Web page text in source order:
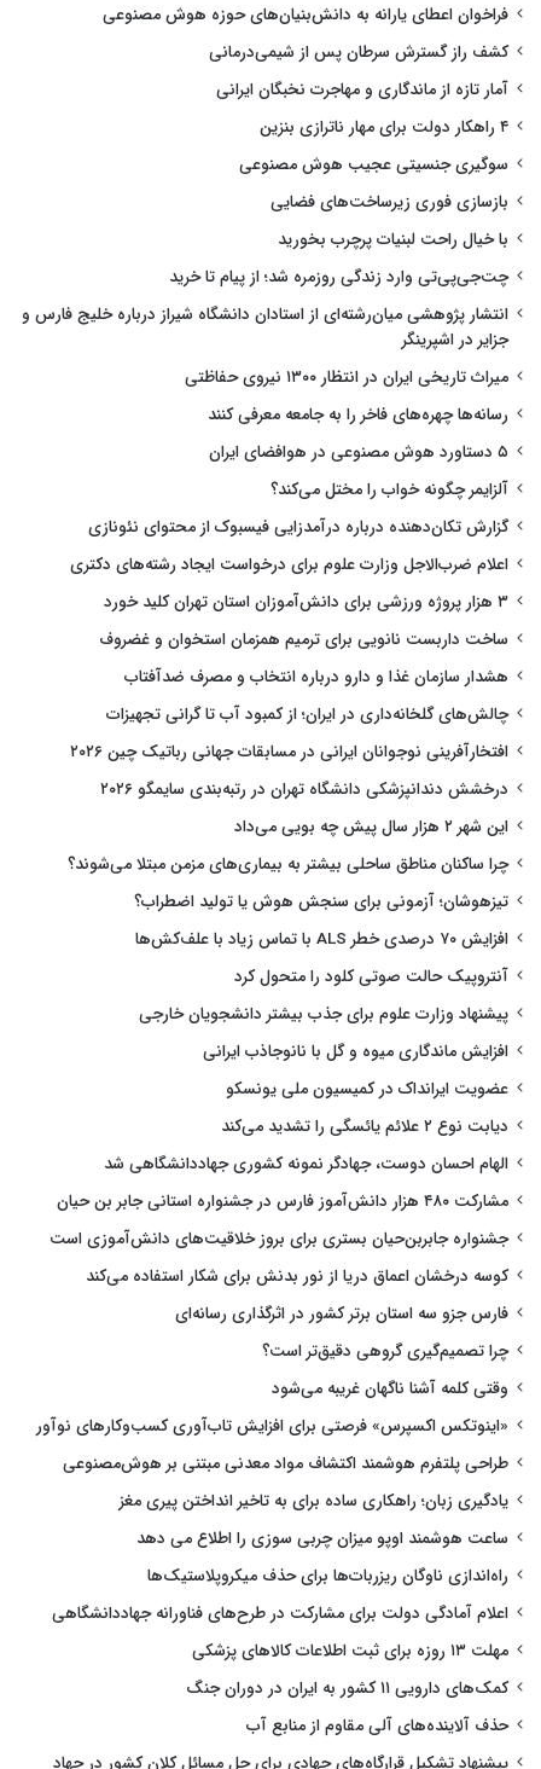
فراخوان اعطای یارانه به دانش‌بنیان‌های حوزه هوش مصنوعی
کشف راز گسترش سرطان پس از شیمی‌درمانی
آمار تازه از ماندگاری و مهاجرت نخبگان ایرانی
۴ راهکار دولت برای مهار ناترازی بنزین
سوگیری جنسیتی عجیب هوش مصنوعی
بازسازی فوری زیرساخت‌های فضایی
با خیال راحت لبنیات پرچرب بخورید
چت‌جی‌پی‌تی وارد زندگی روزمره شد؛ از پیام تا خرید
انتشار پژوهشی میان‌رشته‌ای از استادان دانشگاه شیراز درباره خلیج فارس و
جزایر در اشپرینگر
میراث تاریخی ایران در انتظار ۱۳۰۰ نیروی حفاظتی
رسانه‌ها چهره‌های فاخر را به جامعه معرفی کنند
۵ دستاورد هوش مصنوعی در هوافضای ایران
آلزایمر چگونه خواب را مختل می‌کند؟
گزارش تکان‌دهنده درباره درآمدزایی فیسبوک از محتوای نئونازی
اعلام ضرب‌الاجل وزارت علوم برای درخواست ایجاد رشته‌های دکتری
۳ هزار پروژه ورزشی برای دانش‌آموزان استان تهران کلید خورد
ساخت داربست نانویی برای ترمیم همزمان استخوان و غضروف
هشدار سازمان غذا و دارو درباره انتخاب و مصرف ضدآفتاب
چالش‌های گلخانه‌داری در ایران؛ از کمبود آب تا گرانی تجهیزات
افتخارآفرینی نوجوانان ایرانی در مسابقات جهانی رباتیک چین ۲۰۲۶
درخشش دندانپزشکی دانشگاه تهران در رتبه‌بندی سایمگو ۲۰۲۶
این شهر ۲ هزار سال پیش چه بویی می‌داد
چرا ساکنان مناطق ساحلی بیشتر به بیماری‌های مزمن مبتلا می‌شوند؟
تیزهوشان؛ آزمونی برای سنجش هوش یا تولید اضطراب؟
افزایش ۷۰ درصدی خطر ALS با تماس زیاد با علف‌کش‌ها
آنتروپیک حالت صوتی کلود را متحول کرد
پیشنهاد وزارت علوم برای جذب بیشتر دانشجویان خارجی
افزایش ماندگاری میوه و گل با نانوجاذب ایرانی
عضویت ایرانداک در کمیسیون ملی یونسکو
دیابت نوع ۲ علائم یائسگی را تشدید می‌کند
الهام احسان دوست، جهادگر نمونه کشوری جهاددانشگاهی شد
مشارکت ۴۸۰ هزار دانش‌آموز فارس در جشنواره استانی جابر بن حیان
جشنواره جابربن‌حیان بستری برای بروز خلاقیت‌های دانش‌آموزی است
کوسه درخشان اعماق دریا از نور بدنش برای شکار استفاده می‌کند
فارس جزو سه استان برتر کشور در اثرگذاری رسانه‌ای
چرا تصمیم‌گیری گروهی دقیق‌تر است؟
وقتی کلمه آشنا ناگهان غریبه می‌شود
«اینوتکس اکسپرس» فرصتی برای افزایش تاب‌آوری کسب‌وکارهای نوآور
طراحی پلتفرم هوشمند اکتشاف مواد معدنی مبتنی بر هوش‌مصنوعی
یادگیری زبان؛ راهکاری ساده برای به تاخیر انداختن پیری مغز
ساعت هوشمند اوپو میزان چربی سوزی را اطلاع می دهد
راه‌اندازی ناوگان ریزربات‌ها برای حذف میکروپلاستیک‌ها
اعلام آمادگی دولت برای مشارکت در طرح‌های فناورانه جهاددانشگاهی
مهلت ۱۳ روزه برای ثبت اطلاعات کالاهای پزشکی
کمک‌های دارویی ۱۱ کشور به ایران در دوران جنگ
حذف آلاینده‌های آلی مقاوم از منابع آب
پیشنهاد تشکیل قرارگاه‌های جهادی برای حل مسائل کلان کشور در جهاد